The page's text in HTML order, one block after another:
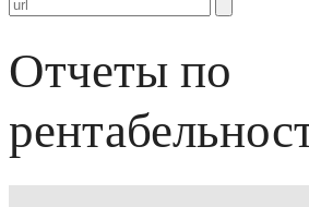
Отчеты по